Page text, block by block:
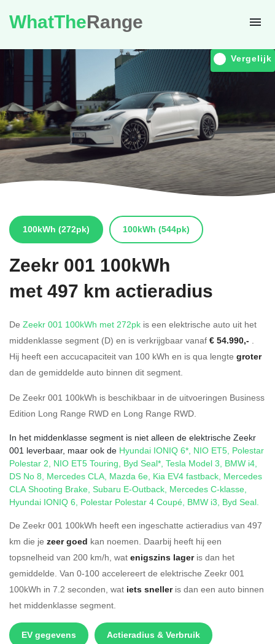
WhatTheRange
Vergelijk
100kWh (272pk) 100kWh (544pk)
Zeekr 001 100kWh
met 497 km actieradius
De Zeekr 001 100kWh met 272pk is een elektrische auto uit het
middenklasse segment (D) en is verkrijgbaar vanaf € 54.990,- .
Hij heeft een accucapaciteit van 100 kWh en is qua lengte groter
dan de gemiddelde auto binnen dit segment.
De Zeekr 001 100kWh is beschikbaar in de uitvoeringen Business
Edition Long Range RWD en Long Range RWD.
In het middenklasse segment is niet alleen de elektrische Zeekr
001 leverbaar, maar ook de Hyundai IONIQ 6*, NIO ET5, Polestar
Polestar 2, NIO ET5 Touring, Byd Seal*, Tesla Model 3, BMW i4,
DS No 8, Mercedes CLA, Mazda 6e, Kia EV4 fastback, Mercedes
CLA Shooting Brake, Subaru E-Outback, Mercedes C-klasse,
Hyundai IONIQ 6, Polestar Polestar 4 Coupé, BMW i3, Byd Seal.
De Zeekr 001 100kWh heeft een ingeschatte actieradius van 497
km die je zeer goed kan noemen. Daarbij heeft hij een
topsnelheid van 200 km/h, wat enigszins lageris dan het
gemiddelde. Van 0-100 accelereert de elektrische Zeekr 001
100kWh in 7.2 seconden, wat iets snelleris dan een auto binnen
het middenklasse segment.
EV gegevens Actieradius & Verbruik